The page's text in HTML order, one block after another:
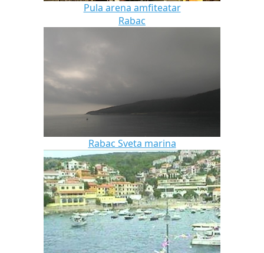
Pula arena amfiteatar
Rabac
Rabac Sveta marina